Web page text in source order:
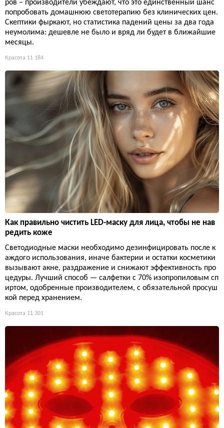
ров – производители убеждают, что это единственный шанс
попробовать домашнюю светотерапию без клинических цен.
Скептики фыркают, но статистика падений цены за два года
неумолима: дешевле не было и вряд ли будет в ближайшие
месяцы.
Красота 11 184
Как правильно чистить LED-маску для лица, чтобы не нав
редить коже
Светодиодные маски необходимо дезинфицировать после к
аждого использования, иначе бактерии и остатки косметики
вызывают акне, раздражение и снижают эффективность про
цедуры. Лучший способ — салфетки с 70% изопропиловым сп
иртом, одобренные производителем, с обязательной просуш
кой перед хранением.
Красота 11 301